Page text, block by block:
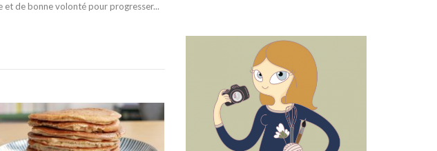
et de bonne volonté pour progresser...